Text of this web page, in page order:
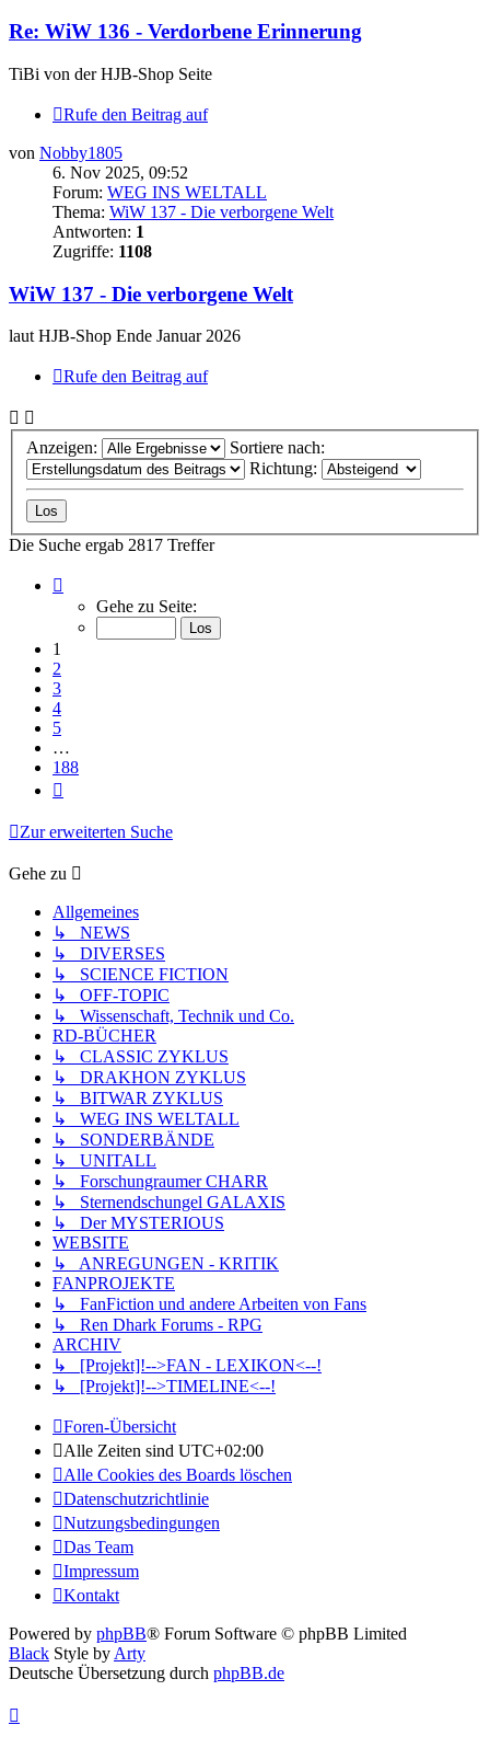
Re: WiW 136 - Verdorbene Erinnerung
TiBi von der HJB-Shop Seite
Rufe den Beitrag auf
von Nobby1805
6. Nov 2025, 09:52
Forum: WEG INS WELTALL
Thema: WiW 137 - Die verborgene Welt
Antworten: 1
Zugriffe: 1108
WiW 137 - Die verborgene Welt
laut HJB-Shop Ende Januar 2026
Rufe den Beitrag auf
Anzeigen:
Sortiere nach:
Richtung:
Die Suche ergab 2817 Treffer
von
Gehe zu Seite:
1
2
3
4
5
…
188
Zur erweiterten Suche
Gehe zu
Allgemeines
↳ NEWS
↳ DIVERSES
↳ SCIENCE FICTION
↳ OFF-TOPIC
↳ Wissenschaft, Technik und Co.
RD-BÜCHER
↳ CLASSIC ZYKLUS
↳ DRAKHON ZYKLUS
↳ BITWAR ZYKLUS
↳ WEG INS WELTALL
↳ SONDERBÄNDE
↳ UNITALL
↳ Forschungraumer CHARR
↳ Sternendschungel GALAXIS
↳ Der MYSTERIOUS
WEBSITE
↳ ANREGUNGEN - KRITIK
FANPROJEKTE
↳ FanFiction und andere Arbeiten von Fans
↳ Ren Dhark Forums - RPG
ARCHIV
↳ [Projekt]!-->FAN - LEXIKON<--!
↳ [Projekt]!-->TIMELINE<--!
Foren-Übersicht
Alle Zeiten sind UTC+02:00
Alle Cookies des Boards löschen
Datenschutzrichtlinie
Nutzungsbedingungen
Das Team
Impressum
Kontakt
Powered by phpBB® Forum Software © phpBB Limited
Black Style by Arty
Deutsche Übersetzung durch phpBB.de